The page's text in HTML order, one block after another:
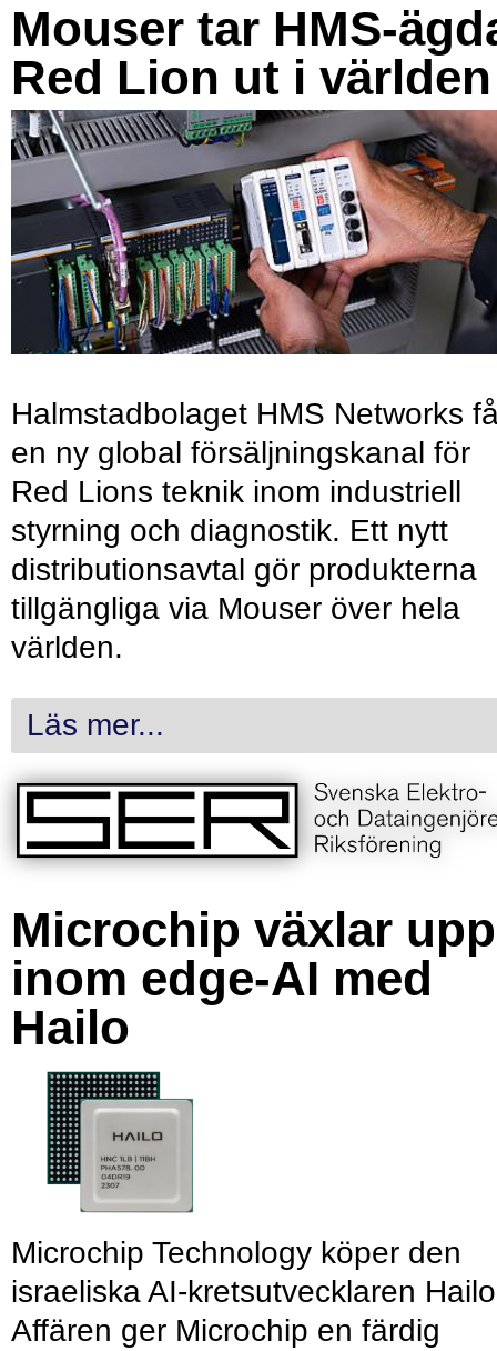
Mouser tar HMS-
Red Lion ut i världen
Halmstadbolaget HMS Networks
en ny global försäljningskanal för
Red Lions teknik inom industriell
styrning och diagnostik. Ett nytt
distributionsavtal gör produkterna
tillgängliga via Mouser över hela
världen.
Läs mer...
Microchip växlar upp
inom edge-AI med
Hailo
Microchip Technology köper den
israeliska AI-kretsutvecklaren
Affären ger Microchip en färdig